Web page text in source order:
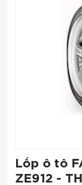
Lốp ô tô
ZE912 -